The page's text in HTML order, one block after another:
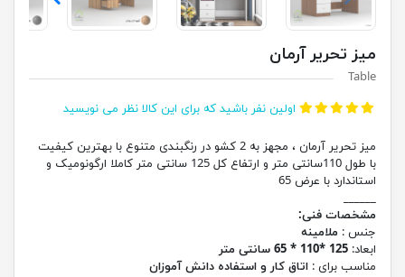
میز تحریر آرمان
Table
اولین نفر باشید که برای این کالا نظر می نویسید
میز تحریر آرمان ، مجهز به 2 کشو در رنگبندی متنوع با بهترین کیفیت
با طول 110سانتی متر و ارتفاع کل 125 سانتی متر کاملا ارگونومیک و
استاندارد با عرض 65
______
مشخصات فنی:
جنس : ملامینه
ابعاد: 125 *110 * 65 سانتی متر
مناسب برای : اتاق کار و استفاده دانش آموزان